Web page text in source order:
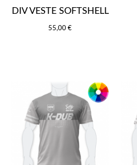
DIV VESTE SOFTSHELL
55,00 €